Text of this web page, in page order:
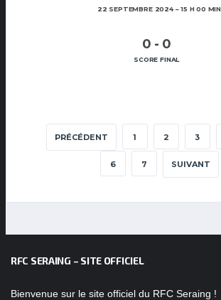
22 SEPTEMBRE 2024 15 H 00 MIN
0 - 0
SCORE FINAL
PRÉCÉDENT 1 2 3
6 7 SUIVANT
RFC SERAING – SITE OFFICIEL
Bienvenue sur le site officiel du RFC Seraing !